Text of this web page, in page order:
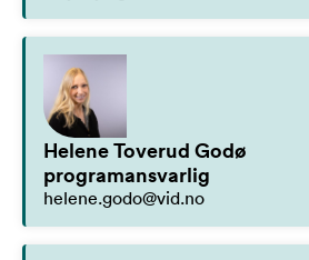
Helene Toverud Godø
programansvarlig
helene.godo@vid.no